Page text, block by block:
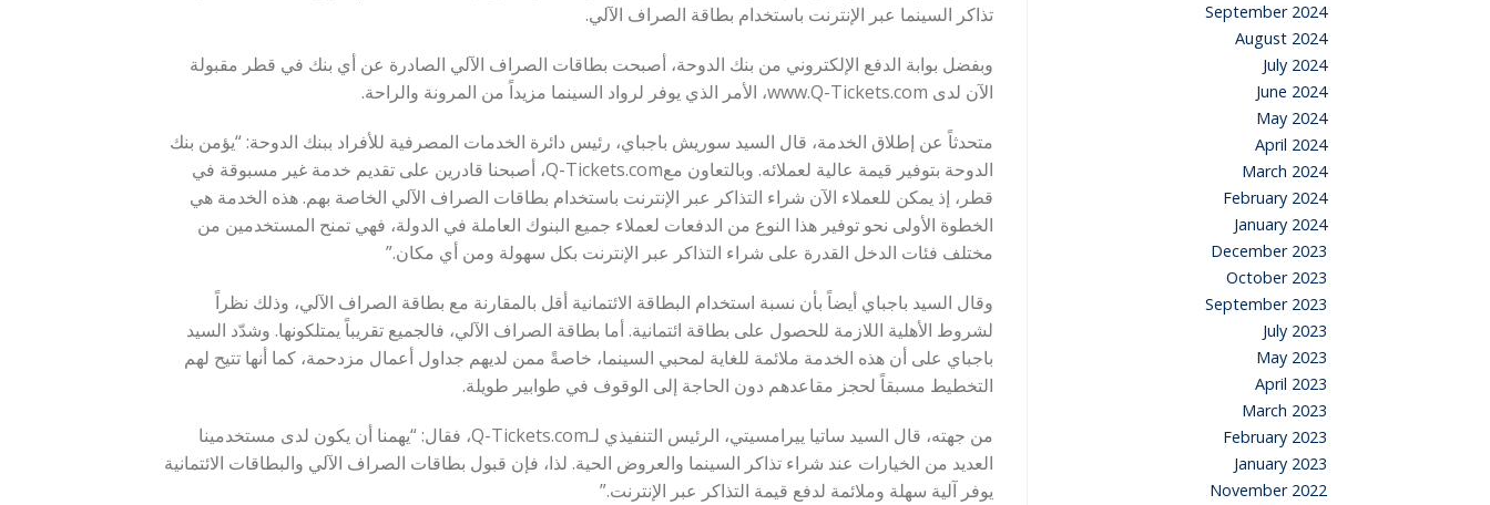
تذاكر السينما عبر الإنترنت باستخدام بطاقة الصراف الآلي.
وبفضل بوابة الدفع الإلكتروني من بنك الدوحة، أصبحت بطاقات الصراف الآلي الصادرة عن أي بنك في قطر مقبولة
الآن لدى www.Q-Tickets.com، الأمر الذي يوفر لرواد السينما مزيداً من المرونة والراحة.
متحدثاً عن إطلاق الخدمة، قال السيد سوريش باجباي، رئيس دائرة الخدمات المصرفية للأفراد ببنك الدوحة: “يؤمن بنك
الدوحة بتوفير قيمة عالية لعملائه. وبالتعاون معQ-Tickets.com، أصبحنا قادرين على تقديم خدمة غير مسبوقة في
قطر، إذ يمكن للعملاء الآن شراء التذاكر عبر الإنترنت باستخدام بطاقات الصراف الآلي الخاصة بهم. هذه الخدمة هي
الخطوة الأولى نحو توفير هذا النوع من الدفعات لعملاء جميع البنوك العاملة في الدولة، فهي تمنح المستخدمين من
مختلف فئات الدخل القدرة على شراء التذاكر عبر الإنترنت بكل سهولة ومن أي مكان.”
وقال السيد باجباي أيضاً بأن نسبة استخدام البطاقة الائتمانية أقل بالمقارنة مع بطاقة الصراف الآلي، وذلك نظراً
لشروط الأهلية اللازمة للحصول على بطاقة ائتمانية. أما بطاقة الصراف الآلي، فالجميع تقريباً يمتلكونها. وشدّد السيد
باجباي على أن هذه الخدمة ملائمة للغاية لمحبي السينما، خاصةً ممن لديهم جداول أعمال مزدحمة، كما أنها تتيح لهم
التخطيط مسبقاً لحجز مقاعدهم دون الحاجة إلى الوقوف في طوابير طويلة.
من جهته، قال السيد ساتيا ييرامسيتي، الرئيس التنفيذي لـQ-Tickets.com، فقال: “يهمنا أن يكون لدى مستخدمينا
العديد من الخيارات عند شراء تذاكر السينما والعروض الحية. لذا، فإن قبول بطاقات الصراف الآلي والبطاقات الائتمانية
يوفر آلية سهلة وملائمة لدفع قيمة التذاكر عبر الإنترنت.”
September 2024
August 2024
July 2024
June 2024
May 2024
April 2024
March 2024
February 2024
January 2024
December 2023
October 2023
September 2023
July 2023
May 2023
April 2023
March 2023
February 2023
January 2023
November 2022